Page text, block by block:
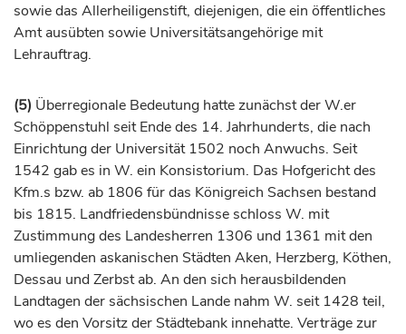
sowie das Allerheiligenstift, diejenigen, die ein öffentliches
Amt ausübten sowie Universitätsangehörige mit
Lehrauftrag.
(5) Überregionale Bedeutung hatte zunächst der W.er
Schöppenstuhl seit Ende des 14. Jahrhunderts, die nach
Einrichtung der Universität 1502 noch Anwuchs. Seit
1542 gab es in W. ein Konsistorium. Das Hofgericht des
Kfm.s bzw. ab 1806 für das Königreich Sachsen bestand
bis 1815. Landfriedensbündnisse schloss W. mit
Zustimmung des Landesherren 1306 und 1361 mit den
umliegenden askanischen Städten Aken, Herzberg, Köthen,
Dessau undZerbstab. An den sich herausbildenden
Landtagen der sächsischen Lande nahm W. seit 1428 teil,
wo es den Vorsitz der Städtebank innehatte. Verträge zur